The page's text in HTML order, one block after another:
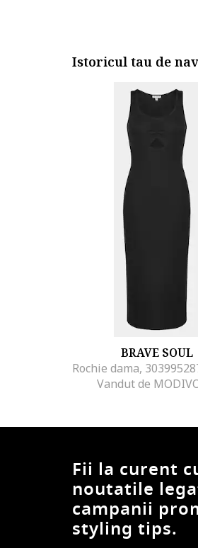
Istoricul tau de
BRAVE SOUL
Vandut de
Fii la curent
noutatile
campanii
styling tips.